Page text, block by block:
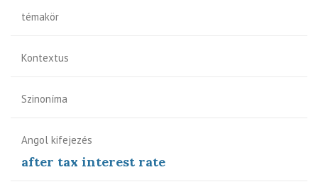
témakör
Kontextus
Szinoníma
Angol kifejezés
after tax interest rate